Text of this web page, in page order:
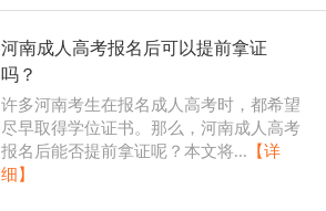
河南成人高考报名后可以提前拿证
吗？
许多河南考生在报名成人高考时，都希望
尽早取得学位证书。那么，河南成人高考
报名后能否提前拿证呢？本文将... 【详
细】